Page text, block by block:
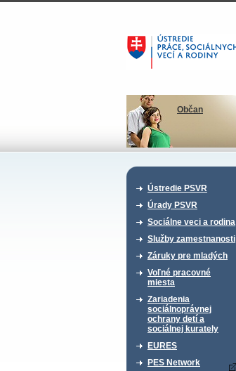
Občan
Ústredie PSVR
Úrady PSVR
Sociálne veci a rodina
Služby zamestnanosti
Záruky pre mladých
Voľné pracovné
miesta
Zariadenia
sociálnoprávnej
ochrany detí a
sociálnej kurately
EURES
PES Network